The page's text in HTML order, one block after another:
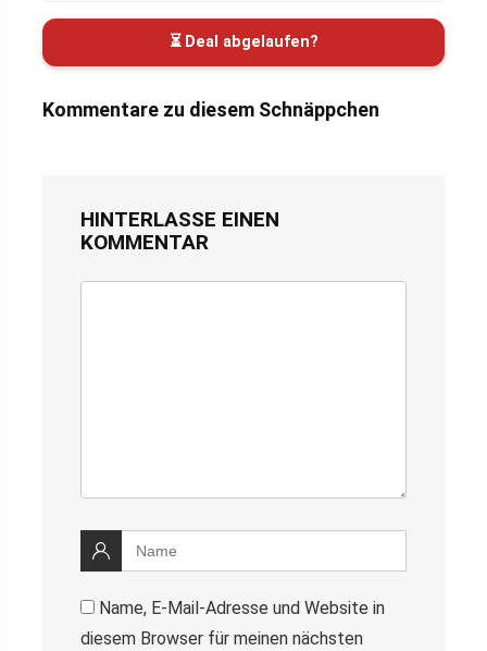
⏳ Deal abgelaufen?
Kommentare zu diesem Schnäppchen
HINTERLASSE EINEN
KOMMENTAR
Name, E-Mail-Adresse und Website in
diesem Browser für meinen nächsten